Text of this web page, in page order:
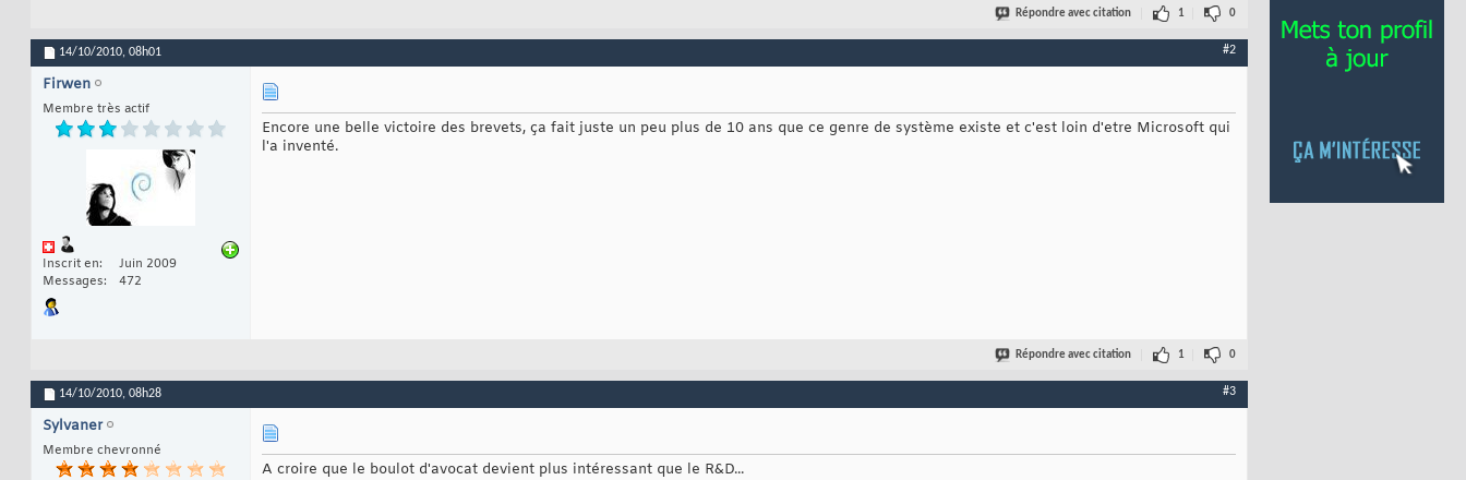
Répondre avec citation 1 0
14/10/2010, 08h01 #2
Firwen
Membre très actif
Inscrit en
Juin 2009
Messages
472
Encore une belle victoire des brevets, ça fait juste un peu plus de 10 ans que ce genre de système existe et c'est loin d'etre Microsoft qui
l'a inventé.
Répondre avec citation 1 0
14/10/2010, 08h28 #3
Sylvaner
Membre chevronné
A croire que le boulot d'avocat devient plus intéressant que le R&D...